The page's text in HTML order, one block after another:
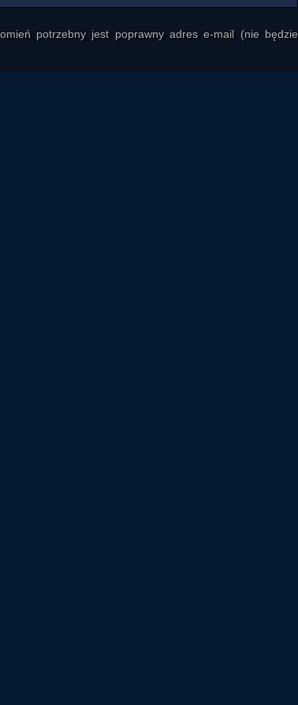
potrzebny jest poprawny adres e-mail (nie będzie